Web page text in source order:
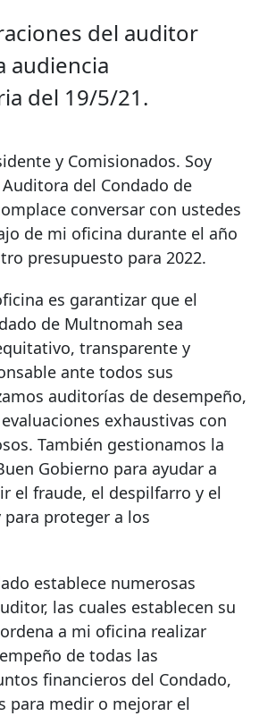
del auditor
audiencia
del 19/5/21.
y Comisionados. Soy
del Condado de
conversar con ustedes
de mi oficina durante el año
presupuesto para 2022.
es garantizar que el
de Multnomah sea
transparente y
ante todos sus
auditorías de desempeño,
exhaustivas con
También gestionamos la
Gobierno para ayudar a
el fraude, el despilfarro y el
para proteger a los
establece numerosas
las cuales establecen su
a mi oficina realizar
de todas las
financieros del Condado,
para medir o mejorar el